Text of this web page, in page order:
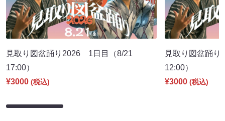
見取り図盆踊り2026 1日目（8/21
17:00）
¥3000 (税込)
見取り図盆踊
12:00）
¥3000 (税込)